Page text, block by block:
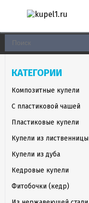
КАТЕГОРИИ
Композитные купели
С пластиковой чашей
Пластиковые купели
Купели из лиственницы
Купели из дуба
Кедровые купели
Фитобочки (кедр)